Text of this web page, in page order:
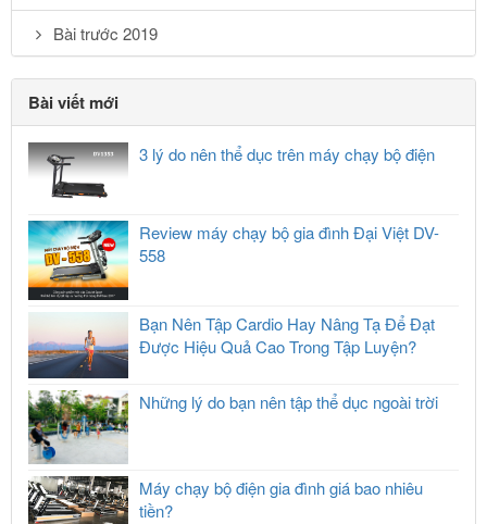
Bài trước 2019
Bài viết mới
3 lý do nên thể dục trên máy chạy bộ điện
Review máy chạy bộ gia đình Đại Việt DV-
558
Bạn Nên Tập Cardio Hay Nâng Tạ Để Đạt
Được Hiệu Quả Cao Trong Tập Luyện?
Những lý do bạn nên tập thể dục ngoài trời
Máy chạy bộ điện gia đình giá bao nhiêu
tiền?